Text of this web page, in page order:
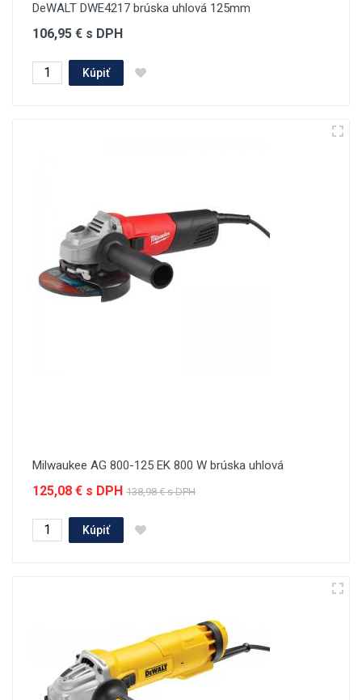
DeWALT DWE4217 brúska uhlová 125mm
106,95 € s DPH
Kúpiť
Milwaukee AG 800-125 EK 800 W brúska uhlová
125,08 € s DPH 138,98 € s DPH
Kúpiť